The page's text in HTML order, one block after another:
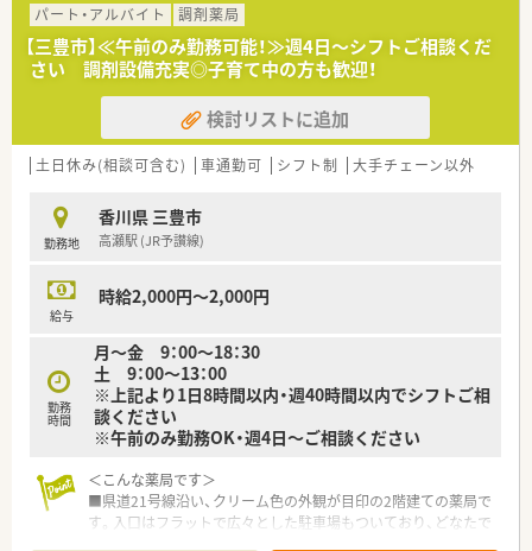
＜こんな方にもオススメ＞
■地元の薬局で働きたい方
■福利厚生・研修制度を重視される方
■調剤設備のしっかりしている薬局をお探しの方
などお気軽にお問い合わせくださいませ！
＜研修制度＞
■ご入職後は実務を通じて一連の業務を習得いただきます。
＜法人特徴＞
調剤薬局を併設している調剤併設型、「フジでのお買い物のつい
でにあのお薬や化粧品を・・・」というお客様の生活シーンに対応
したインストア型、そのインストア型の中でも化粧品を専門に扱
うコスメ店など地域のお客様のニーズに合わせた店舗展開をし
■ツルハグループとして瀬戸内海圏にてドミナント展開を強化
している地域№１のドラッグチェーンです。
今後も更に、ドラッグストアと調剤薬局の併設店を標準型店舗
す。
■愛媛県を中心に四国・中国エリアに228店舗展開しておりま
■様々な福利厚生制度で、業界トップクラスの満足度を誇ってお
ります。誰もが安心して働ける職場づくりを目指しています。
■地域のお客様と共に取り組む地域支援・社会貢献活動も活発に
行っております。
■福利厚生などがしっかりしている企業で働きたい方
■研修制度を利用してご自身のスキルアップもしていきたい方
等々
パート・アルバイト
調剤薬局
【三豊市】≪午前のみ勤務可能！≫週4日～シフトご相談くだ
さい 調剤設備充実◎子育て中の方も歓迎！
検討リストに追加
土日休み(相談可含む) 車通勤可 シフト制 大手チェーン以外
勤務地
香川県 三豊市
高瀬駅 (JR予讃線)
給与
時給2,000円～2,000円
勤務
時間
月～金 9：00～18：30
土 9：00～13：00
※上記より1日8時間以内・週40時間以内でシフトご相
談ください
※午前のみ勤務OK・週4日～ご相談ください
＜こんな薬局です＞
■県道21号線沿い、クリーム色の外観が目印の2階建ての薬局で
す。入口はフラットで広々とした駐車場もついており、どなたで